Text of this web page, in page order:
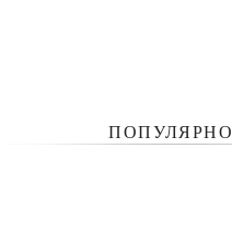
ПОПУЛЯРНО